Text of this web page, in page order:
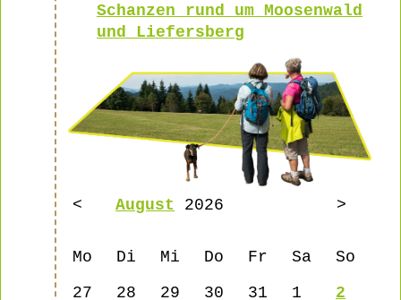
Schanzen rund um Moosenwald
und Liefersberg
< August 2026 >
Mo Di Mi Do Fr Sa
So
27
28 29 30 31 1
2